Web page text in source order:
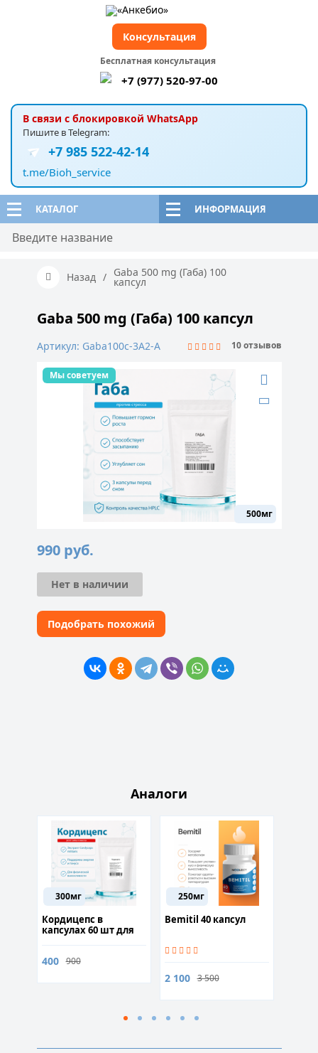
КАТАЛОГ ИНФОРМАЦИЯ
В связи с блокировкой WhatsApp
Пишите в Telegram:
+7 985 522-42-14
t.me/Bioh_service
Бесплатная консультация
+7 (977) 520-97-00
Консультация
Назад / Gaba 500 mg (Габа) 100
капсул
Gaba 500 mg (Габа) 100 капсул
Артикул: Gaba100c-3A2-A 10 отзывов
500мг
Мы советуем
990 руб.
Нет в наличии
Подобрать похожий
Аналоги
300мг
Кордицепс в
капсулах 60 шт для
400 900
250мг
Bemitil 40 капсул
2 100 3 500